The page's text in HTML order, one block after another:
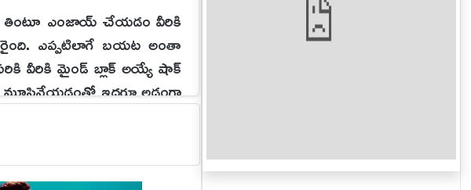
తింటూ ఎంజాయ్ చేయడం వీరికి
ఎప్పటిలాగే బయట అంతా
వీరికి మైండ్ బ్లాక్ అయ్యే షాక్
మూసివేయడంతో ఇద్దరూ అడ్డంగా
ఇప్పటికీ మర్చిపోలేనని చరణ్
అల్లరి పిడుగు ఉన్నాడని